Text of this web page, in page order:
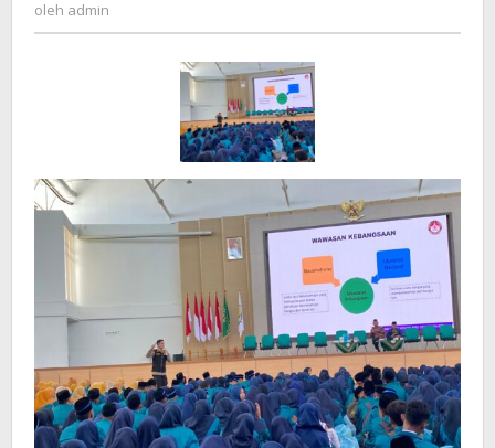
oleh admin